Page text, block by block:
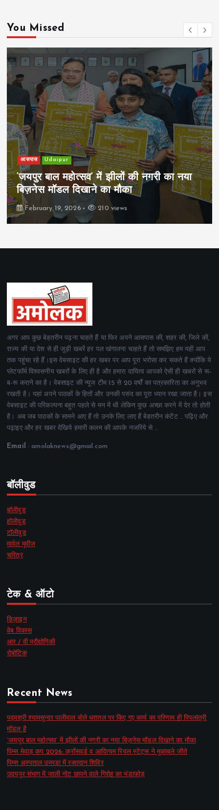
You Missed
खेल Udaipur
पिम्स मेवाड़ कप 2026: क्रॉसवर्ड व आदित्यम
रियल स्टेट्स ने मुकाबले जीते
February 19, 2026 162 views
अगर आप कुछ बेहतरीन पढ़ना चाहते हैं या फिर अपने आसपास की, शहर की, जिले की,
राज्य की या देश से ही जुड़ी खबरें हर पल खंगालना चाहते हैं तो समझिए हम यही आप
तक पहुंचा रहे हैं।इस वेबसाइट की हर खबर पर आप पूरा भरोसा कर सकते हैं क्योंकि ये
प्लेटफॉर्म विश्वसनीय खबरों के लिए ही है और हमारा दायित्व आपको ऐसी ही खबरों से रू-
ब-रू कराने का है। वेबसाइट की न्यूज टीम 15 से 20 वर्षों का पत्रकारिता का अनुभव
रखती है। यहां अपने पाठकों के हितों और उनकी पसंद का पूरा ध्यान रखा जाता है। इस
वेबसाइट की परिकल्पना बहुत पहले से मन में थी लेकिन कुछ अच्छा करने में देर तो होती
है। अब जब पाठकों के सामने आए हैं तो उनके लिए लाए हैं बेहतरीन कंटेंट .. पढ़िए और
पढ़ाइए और हर खबर देखिये हमारी कलम की आपके नजरिये से ..
Email : amolaknews@gmail.com
बॉलीवुड
बॉलीवुड
हॉलीवुड
टॉलीवुड
मार्वल मूवीज
चरित्र
टेक & ऑटो
डिज़ाइन
वेब विकास
आर / वी प्रौद्योगिकी
रोबोटिक
Recent News
पद्मश्री श्यामसुन्दर पालीवाल बोले धरातल पर किए गए कार्य का परिणाम ही पिपलांत्री
मॉडल है
‘जयपुर बाल महोत्सव’ में झीलों की नगरी का नया बिज़नेस मॉडल दिखाने का मौका
पिम्स मेवाड़ कप 2026: क्रॉसवर्ड व आदित्यम रियल स्टेट्स ने मुकाबले जीते
पिम्स अस्पताल उमरडा में रक्तदान शिविर
उदयपुर संभाग में जाली नोट छापने वाले गिरोह का भंडाफोड़